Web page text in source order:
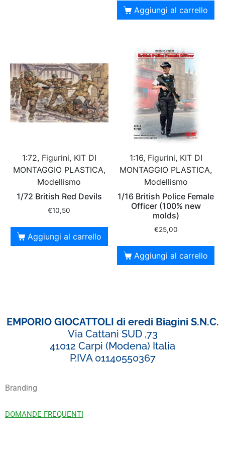
Aggiungi al carrello
1:72, Figurini, KIT DI
MONTAGGIO PLASTICA,
Modellismo
1/72 British Red Devils
€10,50
Aggiungi al carrello
1:16, Figurini, KIT DI
MONTAGGIO PLASTICA,
Modellismo
1/16 British Police Female
Officer (100% new
molds)
€25,00
Aggiungi al carrello
EMPORIO GIOCATTOLI di eredi Biagini S.N.C.
Via Cattani SUD ,73
41012 Carpi (Modena) Italia
P.IVA 01140550367
Branding
DOMANDE FREQUENTI